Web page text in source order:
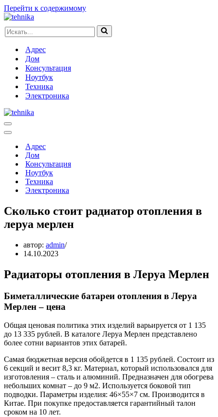
Перейти к содержимому
Искать...
Адрес
Дом
Консультация
Ноутбук
Техника
Электроника
Меню
навигации
Меню
навигацииАдрес
Дом
Консультация
Ноутбук
Техника
Электроника
Сколько стоит радиатор отопления в
леруа мерлен
автор: admin
14.10.2023
Радиаторы отопления в Леруа Мерлен
Биметаллические батареи отопления в Леруа
Мерлен – цена
Общая ценовая политика этих изделий варьируется от 1 135
до 13 335 рублей. В каталоге Леруа Мерлен представлено
более сотни вариантов этих батарей.
Самая бюджетная версия обойдется в 1 135 рублей. Состоит из
6 секций и весит 8,3 кг. Материал, который использовался для
изготовления – сталь и алюминий. Предназначен для обогрева
небольших комнат – до 9 м2. Используется боковой тип
подводки. Параметры изделия: 46×55×7 см. Производится в
Китае. При покупке предоставляется гарантийный талон
сроком на 10 лет.